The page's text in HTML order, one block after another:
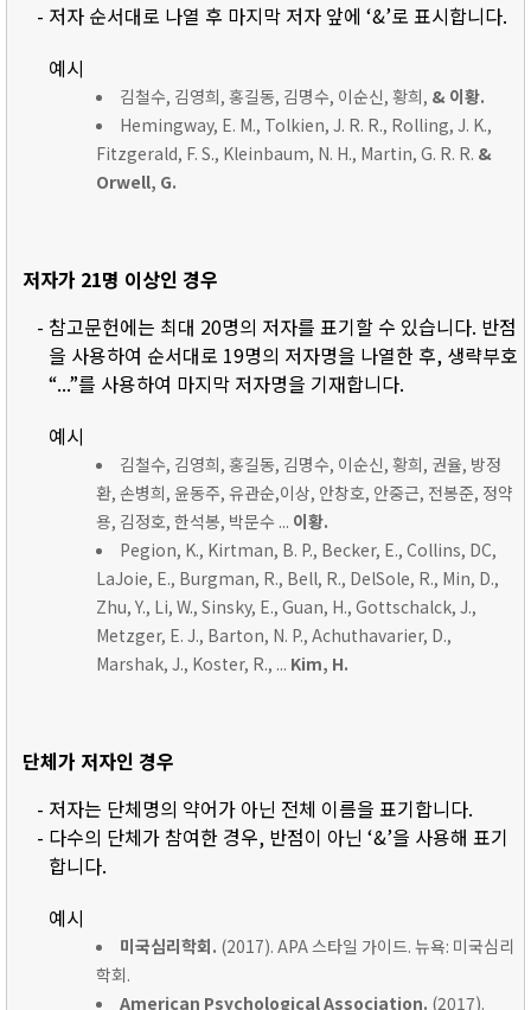
- 저자 순서대로 나열 후 마지막 저자 앞에 ‘&’로 표시합니다.
예시
김철수, 김영희, 홍길동, 김명수, 이순신, 황희, & 이황.
Hemingway, E. M., Tolkien, J. R. R., Rolling, J. K.,
Fitzgerald, F. S., Kleinbaum, N. H., Martin, G. R. R. &
Orwell, G.
저자가 21명 이상인 경우
- 참고문헌에는 최대 20명의 저자를 표기할 수 있습니다. 반점
을 사용하여 순서대로 19명의 저자명을 나열한 후, 생략부호
“...”를 사용하여 마지막 저자명을 기재합니다.
예시
김철수, 김영희, 홍길동, 김명수, 이순신, 황희, 권율, 방정
환, 손병희, 윤동주, 유관순,이상, 안창호, 안중근, 전봉준, 정약
용, 김정호, 한석봉, 박문수 ... 이황.
Pegion, K., Kirtman, B. P., Becker, E., Collins, DC,
LaJoie, E., Burgman, R., Bell, R., DelSole, R., Min, D.,
Zhu, Y., Li, W., Sinsky, E., Guan, H., Gottschalck, J.,
Metzger, E. J., Barton, N. P., Achuthavarier, D.,
Marshak, J., Koster, R., ... Kim, H.
단체가 저자인 경우
- 저자는 단체명의 약어가 아닌 전체 이름을 표기합니다.
- 다수의 단체가 참여한 경우, 반점이 아닌 ‘&’을 사용해 표기
합니다.
예시
미국심리학회. (2017). APA 스타일 가이드. 뉴욕: 미국심리
학회.
American Psychological Association. (2017).